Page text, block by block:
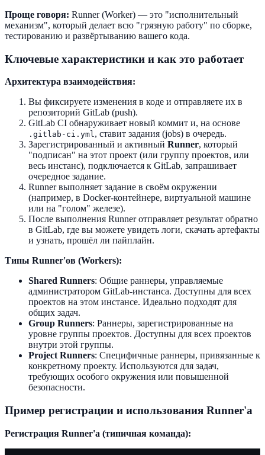
Проще говоря: Runner (Worker) — это "исполнительный
механизм", который делает всю "грязную работу" по сборке,
тестированию и развёртыванию вашего кода.
Ключевые характеристики и как это работает
Архитектура взаимодействия:
Вы фиксируете изменения в коде и отправляете их в
репозиторий GitLab (push).
GitLab CI обнаруживает новый коммит и, на основе
.gitlab-ci.yml, ставит задания (jobs) в очередь.
Зарегистрированный и активный Runner, который
"подписан" на этот проект (или группу проектов, или
весь инстанс), подключается к GitLab, запрашивает
очередное задание.
Runner выполняет задание в своём окружении
(например, в Docker-контейнере, виртуальной машине
или на "голом" железе).
После выполнения Runner отправляет результат обратно
в GitLab, где вы можете увидеть логи, скачать артефакты
и узнать, прошёл ли пайплайн.
Типы Runner'ов (Workers):
Shared Runners: Общие раннеры, управляемые
администратором GitLab-инстанса. Доступны для всех
проектов на этом инстансе. Идеально подходят для
общих задач.
Group Runners: Раннеры, зарегистрированные на
уровне группы проектов. Доступны для всех проектов
внутри этой группы.
Project Runners: Специфичные раннеры, привязанные к
конкретному проекту. Используются для задач,
требующих особого окружения или повышенной
безопасности.
Пример регистрации и использования Runner'a
Регистрация Runner'a (типичная команда):